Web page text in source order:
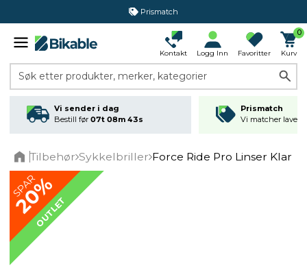
Prismatch
Kontakt Logg Inn Favoritter
0
Kurv
Søk etter produkter, merker, kategorier
Vi sender i dag
Bestill før 07t 08m 43s
Prismatch
Vi matcher
Tilbehør Sykkelbriller Force Ride Pro Linser Klar
SPAR
20%
OUTLET